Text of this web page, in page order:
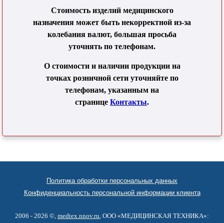
Стоимость изделий медицинского
назначения может быть некорректной из-за
колебания валют, большая просьба
уточнять по телефонам.
О стоимости и наличии продукции на
точках розничной сети уточняйте по
телефонам, указанным на
странице Контакты.
Политика обработки персональных данных
Конфиденциальность персональной информации клиента
2006 - 2026 ©, medtex.nnov.ru , ООО «МЕДИЦИНСКАЯ ТЕХНИКА»: